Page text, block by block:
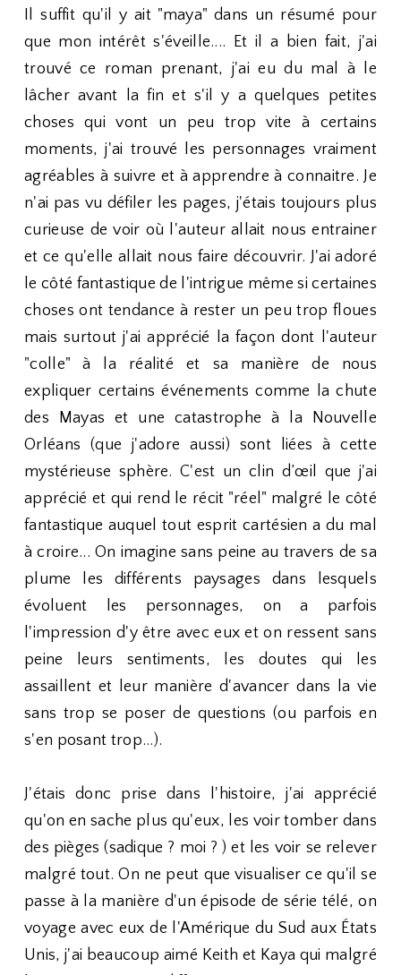
Il suffit qu'il y ait "maya" dans un résumé pour
que mon intérêt s'éveille.... Et il a bien fait, j'ai
trouvé ce roman prenant, j'ai eu du mal à le
lâcher avant la fin et s'il y a quelques petites
choses qui vont un peu trop vite à certains
moments, j'ai trouvé les personnages vraiment
agréables à suivre et à apprendre à connaitre. Je
n'ai pas vu défiler les pages, j'étais toujours plus
curieuse de voir où l'auteur allait nous entrainer
et ce qu'elle allait nous faire découvrir. J'ai adoré
le côté fantastique de l'intrigue même si certaines
choses ont tendance à rester un peu trop floues
mais surtout j'ai apprécié la façon dont l'auteur
"colle" à la réalité et sa manière de nous
expliquer certains événements comme la chute
des Mayas et une catastrophe à la Nouvelle
Orléans (que j'adore aussi) sont liées à cette
mystérieuse sphère. C'est un clin d’œil que j'ai
apprécié et qui rend le récit "réel" malgré le côté
fantastique auquel tout esprit cartésien a du mal
à croire... On imagine sans peine au travers de sa
plume les différents paysages dans lesquels
évoluent les personnages, on a parfois
l'impression d'y être avec eux et on ressent sans
peine leurs sentiments, les doutes qui les
assaillent et leur manière d'avancer dans la vie
sans trop se poser de questions (ou parfois en
s'en posant trop...).
J'étais donc prise dans l'histoire, j'ai apprécié
qu'on en sache plus qu'eux, les voir tomber dans
des pièges (sadique ? moi ? ) et les voir se relever
malgré tout. On ne peut que visualiser ce qu'il se
passe à la manière d'un épisode de série télé, on
voyage avec eux de l'Amérique du Sud aux États
Unis, j'ai beaucoup aimé Keith et Kaya qui malgré